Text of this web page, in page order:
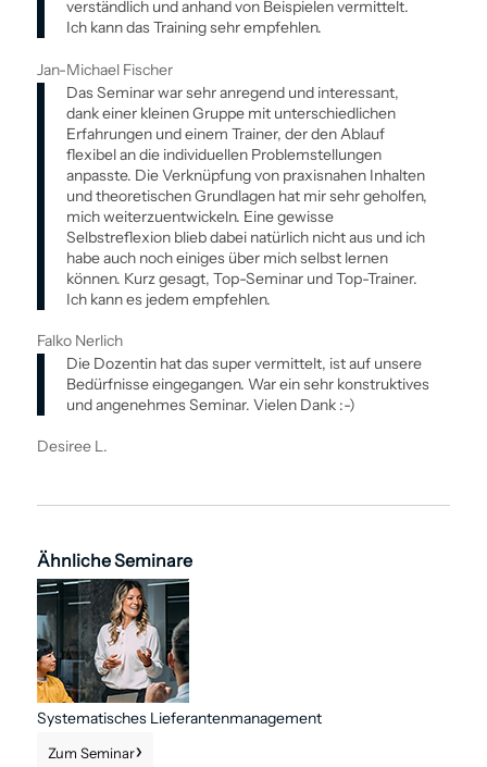
verständlich und anhand von Beispielen vermittelt.
Ich kann das Training sehr empfehlen.
Jan-Michael Fischer
Das Seminar war sehr anregend und interessant,
dank einer kleinen Gruppe mit unterschiedlichen
Erfahrungen und einem Trainer, der den Ablauf
flexibel an die individuellen Problemstellungen
anpasste. Die Verknüpfung von praxisnahen Inhalten
und theoretischen Grundlagen hat mir sehr geholfen,
mich weiterzuentwickeln. Eine gewisse
Selbstreflexion blieb dabei natürlich nicht aus und ich
habe auch noch einiges über mich selbst lernen
können. Kurz gesagt, Top-Seminar und Top-Trainer.
Ich kann es jedem empfehlen.
Falko Nerlich
Die Dozentin hat das super vermittelt, ist auf unsere
Bedürfnisse eingegangen. War ein sehr konstruktives
und angenehmes Seminar. Vielen Dank :-)
Desiree L.
Ähnliche Seminare
Systematisches Lieferanten­management
Zum Seminar